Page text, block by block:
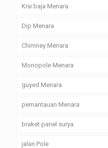
Kisi baja Menara
Dip Menara
Chimney Menara
Monopole Menara
guyed Menara
pemantauan Menara
braket panel surya
jalan Pole